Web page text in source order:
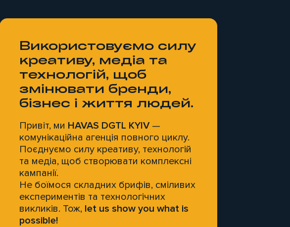
Використовуємо силу
креативу, медіа та
технологій, щоб
змінювати бренди,
бізнес і життя людей.
Привіт, ми HAVAS DGTL KYIV—
комунікаційна агенція повного циклу.
Поєднуємо силу креативу, технологій
та медіа, щоб створювати комплексні
кампанії.
Не боїмося складних брифів, сміливих
експериментів та технологічних
викликів. Тож, let us show you what is
possible!